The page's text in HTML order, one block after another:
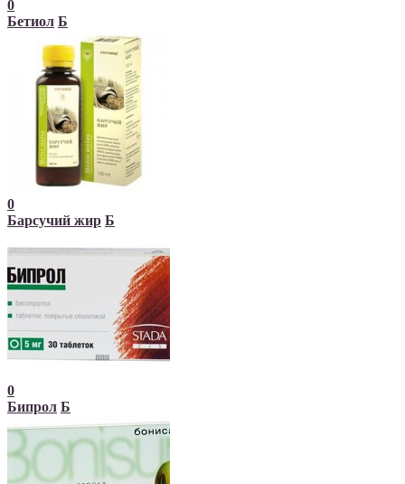
0
Бетиол Б
0
Барсучий жир Б
0
Бипрол Б